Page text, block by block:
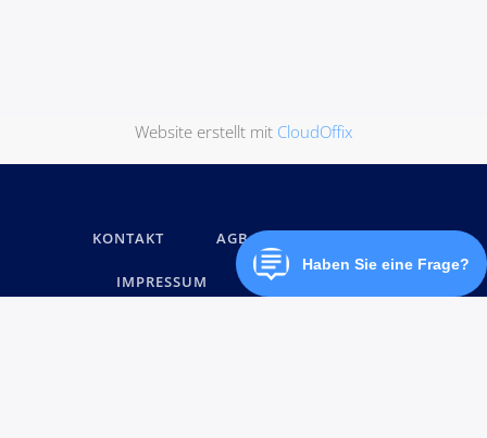
Website erstellt mit CloudOffix
KONTAKT AGB
IMPRESSUM MARKENNAMEN